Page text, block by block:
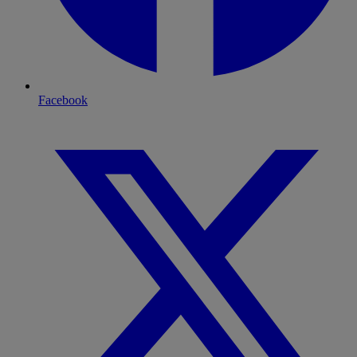
Facebook